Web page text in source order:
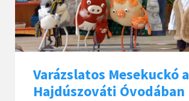
Varázslatos Mesekuckó a
Hajdúszováti Óvodában